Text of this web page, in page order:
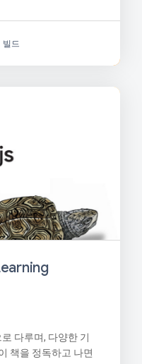
빌드
다루며, 다양한 기
책을 정독하고 나면